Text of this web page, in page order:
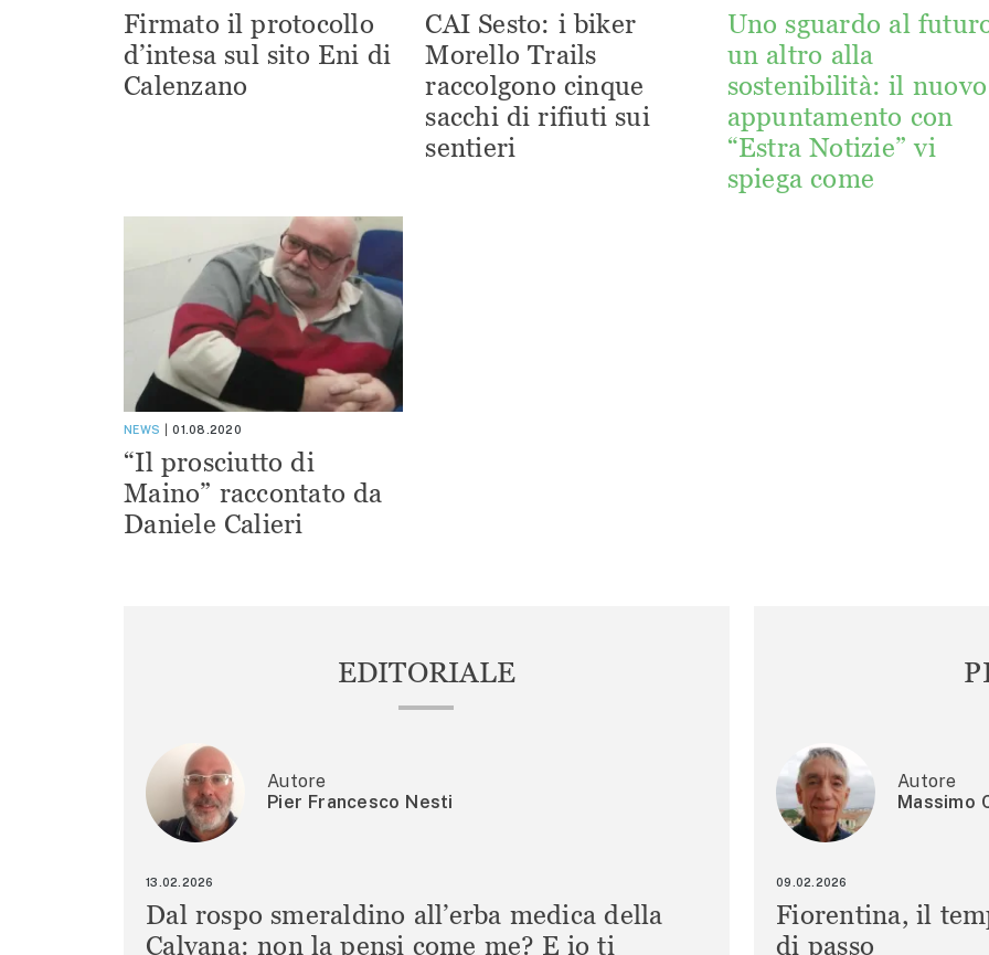
Firmato il protocollo
d’intesa sul sito Eni di
Calenzano
CAI Sesto: i biker
Morello Trails
raccolgono cinque
sacchi di rifiuti sui
sentieri
Uno sguardo al
un altro alla
sostenibilità: il nuovo
appuntamento con
“Estra Notizie” vi
spiega come
NEWS 01.08.2020
“Il prosciutto di
Maino” raccontato da
Daniele Calieri
EDITORIALE
Autore
Pier Francesco Nesti
13.02.2026
Dal rospo smeraldino all’erba medica della
Calvana: non la pensi come me? E io ti
Autore
Massimo
09.02.2026
Fiorentina, il
di passo